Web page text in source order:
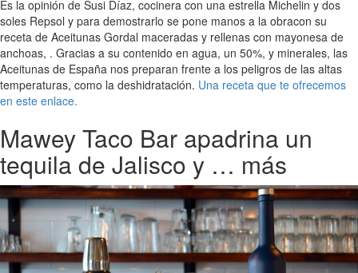
Es la opinión de Susi Díaz, cocinera con una estrella Michelin y dos
soles Repsol y para demostrarlo se pone manos a la obracon su
receta de Aceitunas Gordal maceradas y rellenas con mayonesa de
anchoas, . Gracias a su contenido en agua, un 50%, y minerales, las
Aceitunas de España nos preparan frente a los peligros de las altas
temperaturas, como la deshidratación. Una receta que te ofrecemos
en este enlace.
Mawey Taco Bar apadrina un
tequila de Jalisco y … más